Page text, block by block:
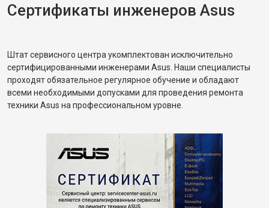
Сертификаты инженеров Asus
Штат сервисного центра укомплектован исключительно
сертифицированными инженерами Asus. Наши специалисты
проходят обязательное регулярное обучение и обладают
всеми необходимыми допусками для проведения ремонта
техники Asus на профессиональном уровне.